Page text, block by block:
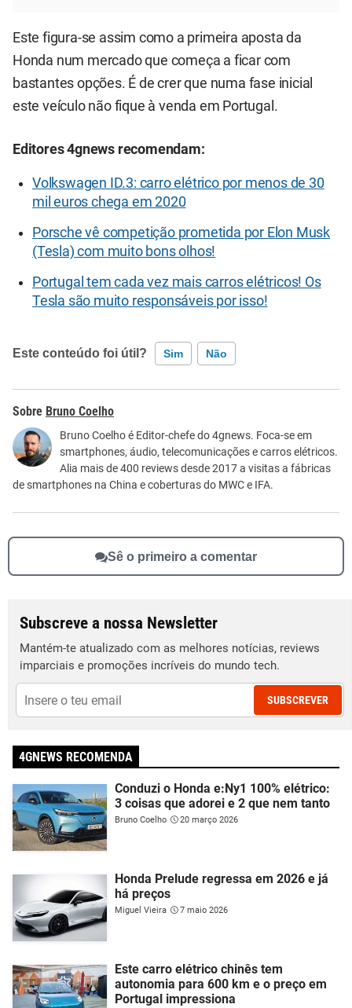
Este figura-se assim como a primeira aposta da
Honda num mercado que começa a ficar com
bastantes opções. É de crer que numa fase inicial
este veículo não fique à venda em Portugal.
Editores 4gnews recomendam:
Volkswagen ID.3: carro elétrico por menos de 30
mil euros chega em 2020
Porsche vê competição prometida por Elon Musk
(Tesla) com muito bons olhos!
Portugal tem cada vez mais carros elétricos! Os
Tesla são muito responsáveis por isso!
Este conteúdo foi útil? Sim Não
Este conteúdo contém informação incorreta
Este conteúdo não tem a informação que procuro
Outro
Bruno Coelho
Bruno Coelho é Editor-chefe do 4gnews. Foca-se em
smartphones, áudio, telecomunicações e carros elétricos.
Alia mais de 400 reviews desde 2017 a visitas a fábricas
de smartphones na China e coberturas do MWC e IFA.
Sê o primeiro a comentar
Subscreve a nossa Newsletter
Mantém-te atualizado com as melhores notícias, reviews
imparciais e promoções incríveis do mundo tech.
SUBSCREVER
4GNEWS RECOMENDA
Conduzi o Honda e:Ny1 100% elétrico:
3 coisas que adorei e 2 que nem tanto
Bruno Coelho 20 março 2026
Honda Prelude regressa em 2026 e já
há preços
Miguel Vieira 7 maio 2026
Este carro elétrico chinês tem
autonomia para 600 km e o preço em
Portugal impressiona